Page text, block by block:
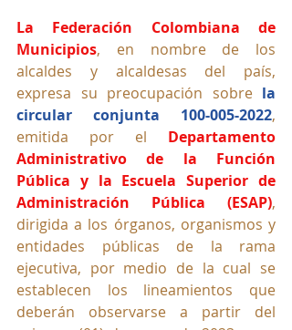
La Federación Colombiana de
Municipios, en nombre de los
alcaldes y alcaldesas del país,
expresa su preocupación sobre la
circular conjunta 100-005-2022,
emitida por el Departamento
Administrativo de la Función
Pública y la Escuela Superior de
Administración Pública (ESAP),
dirigida a los órganos, organismos y
entidades públicas de la rama
ejecutiva, por medio de la cual se
establecen los lineamientos que
deberán observarse a partir del